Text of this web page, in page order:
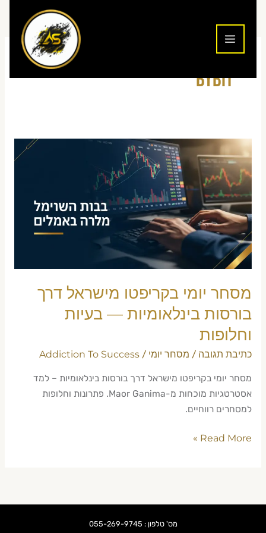
Bybit
מסחר יומי בקריפטו מישראל דרך
בורסות בינלאומיות — בעיות
וחלופות
כתיבת תגובה / מסחר יומי /
Addiction To Success
מסחר יומי בקריפטו מישראל דרך בורסות בינלאומיות – למד
אסטרטגיות מוכחות מ-Maor Ganima. פתרונות וחלופות
למסחרים רווחיים.
מסחר
יומי
בקריפטו
מישראל
דרך
בורסות
בינלאומיות
—
בעיות
Read More »
מס' טלפון : 055-269-9745